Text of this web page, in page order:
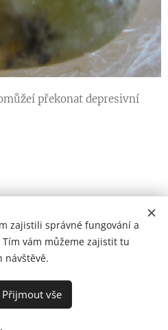
překonat depresivní
Cookies
English
zajistili správné fungování a
vám můžeme zajistit tu
návštěvě.
Přijmout vše